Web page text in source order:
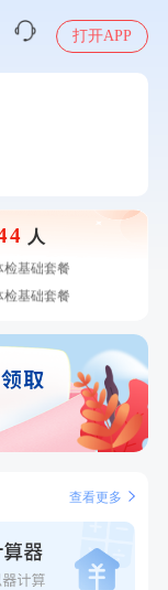
打开APP
人
素矿物质片1.5g*60片*2
套餐
体检套餐
F10M6
CW5 白色
套餐（女）
壶HJ1522
检基础套餐
检基础套餐
查看更多